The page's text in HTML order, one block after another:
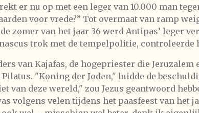
er nu op met een leger van 10.000 man
voor vrede?” Tot overmaat van ramp
zomer van het jaar 36 werd Antipas’ leger
trok met de tempelpolitie, controleerde
van Kajafas, de hogepriester die Jeruzalem
"Koning der Joden," luidde de
van deze wereld," zou Jezus geantwoord
volgens velen tijdens het paasfeest van het